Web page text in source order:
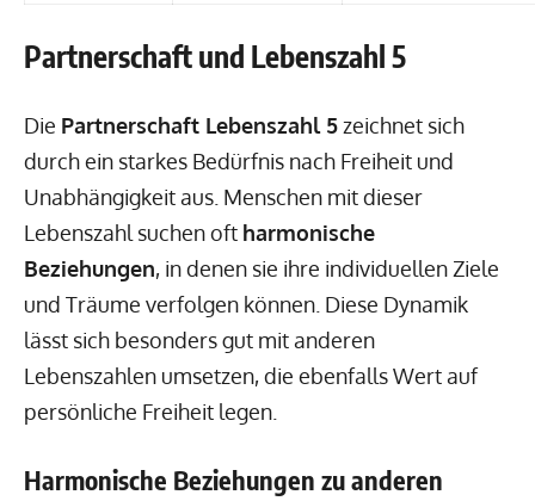
Partnerschaft und Lebenszahl 5
Die Partnerschaft Lebenszahl 5zeichnet sich
durch ein starkes Bedürfnis nach Freiheit und
Unabhängigkeit aus. Menschen mit dieser
Lebenszahl suchen oft harmonische
Beziehungen, in denen sie ihre individuellen Ziele
und Träume verfolgen können. Diese Dynamik
lässt sich besonders gut mit anderen
Lebenszahlen umsetzen, die ebenfalls Wert auf
persönliche Freiheit legen.
Harmonische Beziehungen zu anderen